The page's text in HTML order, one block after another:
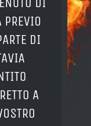
PREVIO
DI
A